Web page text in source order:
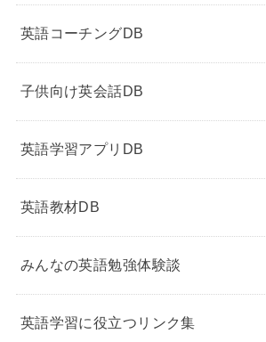
英語コーチングDB
子供向け英会話DB
英語学習アプリDB
英語教材DB
みんなの英語勉強体験談
英語学習に役立つリンク集